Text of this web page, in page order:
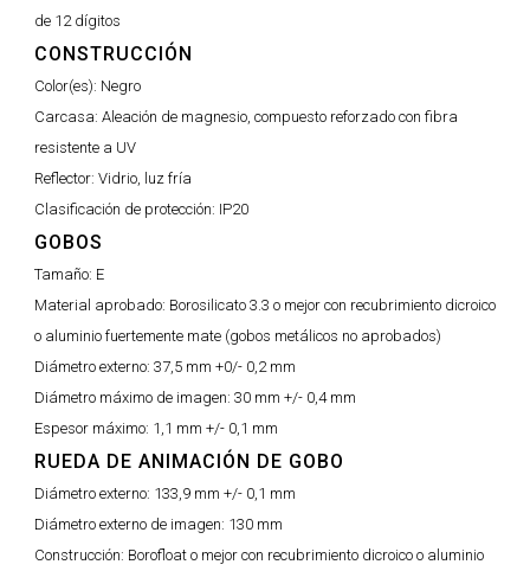
de 12 dígitos
CONSTRUCCIÓN
Color(es): Negro
Carcasa: Aleación de magnesio, compuesto reforzado con fibra
resistente a UV
Reflector: Vidrio, luz fría
Clasificación de protección: IP20
GOBOS
Tamaño: E
Material aprobado: Borosilicato 3.3 o mejor con recubrimiento dicroico
o aluminio fuertemente mate (gobos metálicos no aprobados)
Diámetro externo: 37,5 mm +0/- 0,2 mm
Diámetro máximo de imagen: 30 mm +/- 0,4 mm
Espesor máximo: 1,1 mm +/- 0,1 mm
RUEDA DE ANIMACIÓN DE GOBO
Diámetro externo: 133,9 mm +/- 0,1 mm
Diámetro externo de imagen: 130 mm
Construcción: Borofloat o mejor con recubrimiento dicroico o aluminio